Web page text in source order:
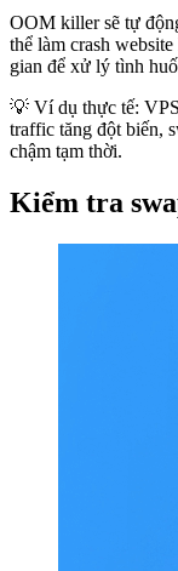
OOM killer sẽ tự
thể làm crash
gian để xử lý tình
💡 Ví dụ thực tế:
traffic tăng đột biến,
chậm tạm thời.
Kiểm tra